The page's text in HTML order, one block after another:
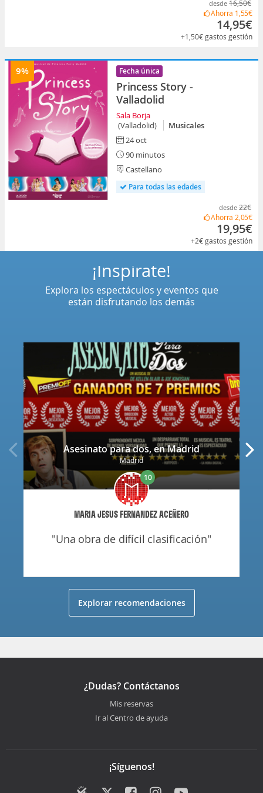
desde 16,50€
Ahorra 1,55€
14,95€
+1,50€gastos gestión
9% Fecha única
Princess Story -
Valladolid
Sala Borja
(Valladolid)
Musicales
24 oct
90 minutos
Castellano
Para todas las edades
desde 22€
Ahorra 2,05€
19,95€
+2€gastos gestión
Asesinato para dos, en Madrid
Madrid
MARIA JESUS FERNANDEZ ACEÑERO
10
"una obra de difícil clasificación"
¡Inspírate!
Explora los espectáculos y eventos que
están disfrutando los demás
Explorar recomendaciones
¿Dudas? Contáctanos
Mis reservas
Ir al Centro de ayuda
¡Síguenos!